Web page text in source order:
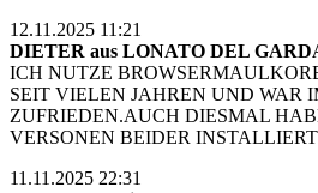
12.11.2025 11:21
DIETER aus LONATO DEL
ICH NUTZE
SEIT VIELEN JAHREN UND WAR
ZUFRIEDEN.AUCH DIESMAL
VERSONEN BEIDER
11.11.2025 22:31